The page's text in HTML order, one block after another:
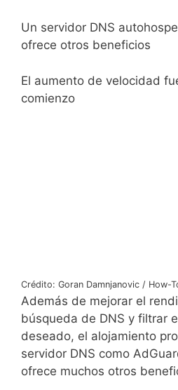
Un servidor DNS
ofrece otros beneficios
El aumento de velocidad
comienzo
Crédito: Goran Damnjanovic / How-
Además de mejorar el
búsqueda de DNS y filtrar
deseado, el alojamiento
servidor DNS como
ofrece muchos otros